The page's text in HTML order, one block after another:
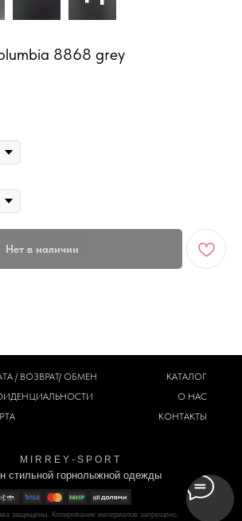
8868 grey
Нет в наличии
M I R R E Y - S P O R T
стильной горнолыжной одежды
защищены. Копирование материалов запрещено.
/ ВОЗВРАТ/ ОБМЕН
КАТАЛОГ
О НАС
КОНТАКТЫ